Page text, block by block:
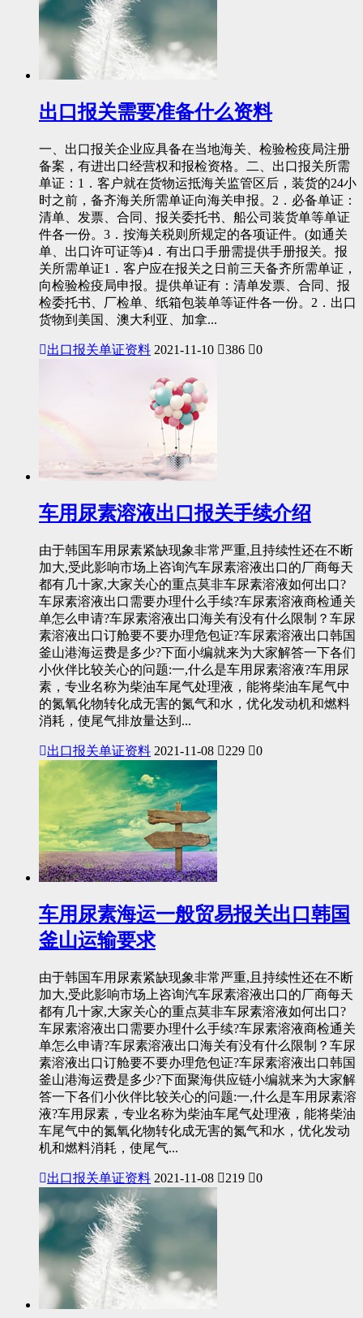
出口报关需要准备什么资料
一、出口报关企业应具备在当地海关、检验检疫局注册
备案，有进出口经营权和报检资格。二、出口报关所需
单证：1．客户就在货物运抵海关监管区后，装货的24小
时之前，备齐海关所需单证向海关申报。2．必备单证：
清单、发票、合同、报关委托书、船公司装货单等单证
件各一份。3．按海关税则所规定的各项证件。(如通关
单、出口许可证等)4．有出口手册需提供手册报关。报
关所需单证1．客户应在报关之日前三天备齐所需单证，
向检验检疫局申报。提供单证有：清单发票、合同、报
检委托书、厂检单、纸箱包装单等证件各一份。2．出口
货物到美国、澳大利亚、加拿...
出口报关单证资料 2021-11-10 386 0
车用尿素溶液出口报关手续介绍
由于韩国车用尿素紧缺现象非常严重,且持续性还在不断
加大,受此影响市场上咨询汽车尿素溶液出口的厂商每天
都有几十家,大家关心的重点莫非车尿素溶液如何出口?
车尿素溶液出口需要办理什么手续?车尿素溶液商检通关
单怎么申请?车尿素溶液出口海关有没有什么限制？车尿
素溶液出口订舱要不要办理危包证?车尿素溶液出口韩国
釜山港海运费是多少?下面小编就来为大家解答一下各们
小伙伴比较关心的问题:一,什么是车用尿素溶液?车用尿
素，专业名称为柴油车尾气处理液，能将柴油车尾气中
的氮氧化物转化成无害的氮气和水，优化发动机和燃料
消耗，使尾气排放量达到...
出口报关单证资料 2021-11-08 229 0
车用尿素海运一般贸易报关出口韩国
釜山运输要求
由于韩国车用尿素紧缺现象非常严重,且持续性还在不断
加大,受此影响市场上咨询汽车尿素溶液出口的厂商每天
都有几十家,大家关心的重点莫非车尿素溶液如何出口?
车尿素溶液出口需要办理什么手续?车尿素溶液商检通关
单怎么申请?车尿素溶液出口海关有没有什么限制？车尿
素溶液出口订舱要不要办理危包证?车尿素溶液出口韩国
釜山港海运费是多少?下面聚海供应链小编就来为大家解
答一下各们小伙伴比较关心的问题:一,什么是车用尿素溶
液?车用尿素，专业名称为柴油车尾气处理液，能将柴油
车尾气中的氮氧化物转化成无害的氮气和水，优化发动
机和燃料消耗，使尾气...
出口报关单证资料 2021-11-08 219 0